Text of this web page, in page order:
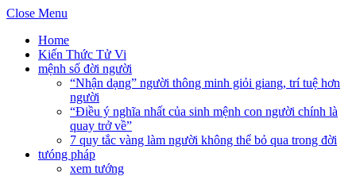
Close Menu
Home
Kiến Thức Tử Vi
mệnh số đời người
“Nhận dạng” người thông minh giỏi giang, trí tuệ hơn
người
“Điều ý nghĩa nhất của sinh mệnh con người chính là
quay trở về”
7 quy tắc vàng làm người không thể bỏ qua trong đời
tưóng pháp
xem tướng